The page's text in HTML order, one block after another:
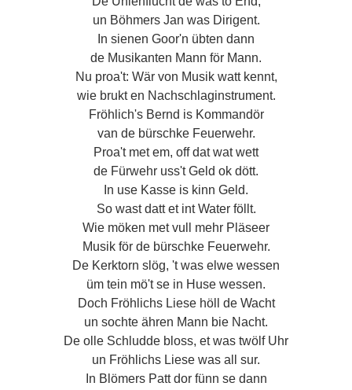
un Böhmers Jan was Dirigent.
In sienen Goor'n übten dann
de Musikanten Mann för Mann.
Nu proa't: Wär von Musik watt kennt,
wie brukt en Nachschlaginstrument.
Fröhlich's Bernd is Kommandör
van de bürschke Feuerwehr.
Proa't met em, off dat wat wett
de Fürwehr uss't Geld ok dött.
In use Kasse is kinn Geld.
So wast datt et int Water föllt.
Wie möken met vull mehr Pläseer
Musik för de bürschke Feuerwehr.
De Kerktorn slög, 't was elwe wessen
üm tein mö't se in Huse wessen.
Doch Fröhlichs Liese höll de Wacht
un sochte ähren Mann bie Nacht.
De olle Schludde bloss, et was twölf Uhr
un Fröhlichs Liese was all sur.
In Blömers Patt dor fünn se dann